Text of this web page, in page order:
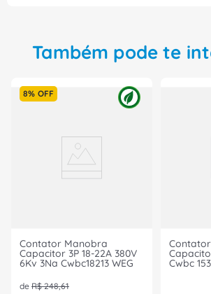
Também pode te
8% OFF
Contator Manobra
Capacitor 3P 18-22A 380V
6Kv 3Na Cwbc18213 WEG
de R$ 248,61
Cwbc